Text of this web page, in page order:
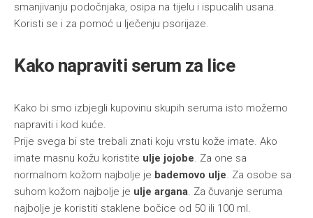
smanjivanju podočnjaka, osipa na tijelu i ispucalih usana.
Koristi se i za pomoć u lječenju psorijaze.
Kako napraviti serum za lice
Kako bi smo izbjegli kupovinu skupih seruma isto možemo
napraviti i kod kuće.
Prije svega bi ste trebali znati koju vrstu kože imate. Ako
imate masnu kožu koristite ulje jojobe. Za one sa
normalnom kožom najbolje je bademovo ulje. Za osobe sa
suhom kožom najbolje je ulje argana. Za čuvanje seruma
najbolje je koristiti staklene bočice od 50 ili 100 ml.